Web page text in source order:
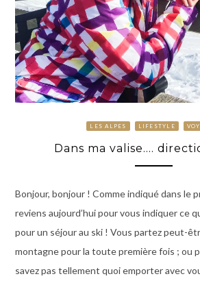
LES ALPES LIFESTYLE
Dans ma valise….
Bonjour, bonjour ! Comme indiqué dans le
reviens aujourd’hui pour vous indiquer ce
pour un séjour au ski ! Vous partez peut-
montagne pour la toute première fois ; ou
savez pas tellement quoi emporter avec